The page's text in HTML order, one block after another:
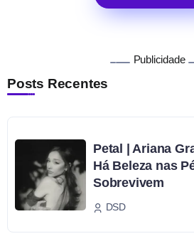
Publicidade
Posts Recentes
Petal | Ariana
Há Beleza nas
Sobrevivem
DSD